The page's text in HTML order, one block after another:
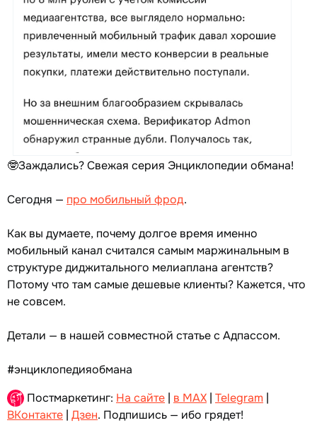
🤓Заждались? Свежая серия Энциклопедии обмана!
Сегодня — про мобильный фрод.
Как вы думаете, почему долгое время именно
мобильный канал считался самым маржинальным в
структуре диджитального мелиаплана агентств?
Потому что там самые дешевые клиенты? Кажется, что
не совсем.
Детали — в нашей совместной статье с Адпассом.
#энциклопедияобмана
Постмаркетинг: На сайте | в MAX | Telegram |
ВКонтакте | Дзен. Подпишись — ибо грядет!